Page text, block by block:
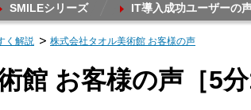
SMILEシリーズ IT導入成功ユーザーの
く解説 株式会社タオル美術館 お客様の声
館 お客様の声［5分